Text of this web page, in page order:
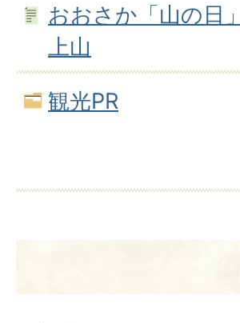
おおさか「山の日
上山
観光PR